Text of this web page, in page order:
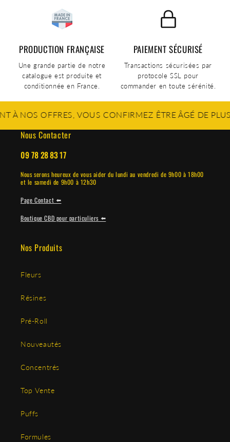
PRODUCTION FRANÇAISE
Une grande partie de notre
catalogue est produite et
conditionnée en France.
PAIEMENT SÉCURISÉ
Transactions sécurisées par
protocole SSL pour
commander en toute sérénité.
OFFRES, VOUS CONFIRMEZ ÊTRE ÂGÉ DE
Nous Contacter
09 78 28 83 17
Nous serons heureux de vous aider du lundi au vendredi de 9h00 à 18h00
et le samedi de 9h00 à 12h30
Page Contact ⬅️
Boutique CBD pour particuliers ⬅️
Nos Produits
Fleurs
Résines
Pré-Roll
Nouveautés
Concentrés
Top Vente
Puffs
Formules